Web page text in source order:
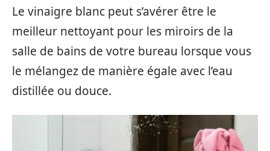
Le vinaigre blanc peut s’avérer être le
meilleur nettoyant pour les miroirs de la
salle de bains de votre bureau lorsque vous
le mélangez de manière égale avec l’eau
distillée ou douce.